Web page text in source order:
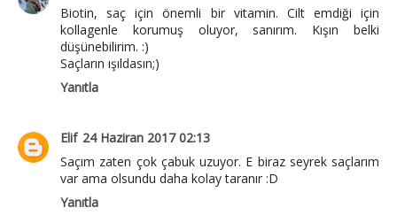
Biotin, saç için önemli bir vitamin. Cilt emdiği için
kollagenle korumuş oluyor, sanırım. Kışın belki
düşünebilirim. :)
Saçların ışıldasın;)
Yanıtla
Elif 24 Haziran 2017 02:13
Saçım zaten çok çabuk uzuyor. E biraz seyrek saçlarım
var ama olsundu daha kolay taranır :D
Yanıtla